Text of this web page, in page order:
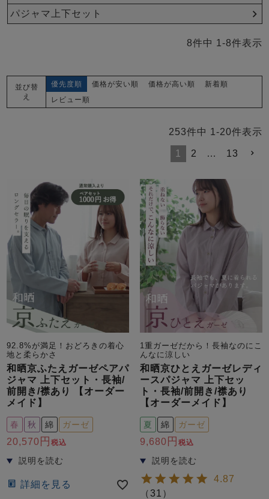
春 夏 秋
ガールズパジャマ
夏 冬
ボーイズパジャマ
春 秋
柄物
売れ筋ランキング
- Item Ranking -
新着商品
- New Arrival -
すべての生地一覧はこちら
- New Arrival -
目的別でさがす一覧はこちら
ズボン単品
作務衣
羽織・バスロ
ーブ
上着単品
ズボン単品
すべてのキッ
ズ
パジャマ
ガールズ前開
ガールズかぶ
SDGsの取り組み
パジャマ上下セット
8件中 1 -8件表示
並び替
え
優先度順 価格が安い順 価格が高い順
新着順
レビュー順
253件中 1 -20件表示
1 2 … 13
92.8%が満足！おどろきの着心
地と柔らかさ
和晒京ふたえガーゼペアパ
ジャマ 上下セット・長袖/
前開き/襟あり 【オーダー
メイド】
春 秋 綿 ガーゼ
20,570 税込
詳細を見る
1重ガーゼだから！長袖なのにこ
んなに涼しい
和晒京ひとえガーゼレディ
ースパジャマ 上下セッ
ト・長袖/前開き/襟あり
【オーダーメイド】
夏 綿 ガーゼ
9,680 税込
4.87
（31 ）